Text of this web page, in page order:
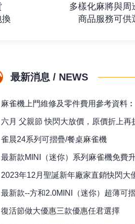
多樣化麻將與周
商品服務可供
最新消息 / NEWS
麻雀機上門維修及零件費用參考資料︰（上
六月 父親節 快閃大放價，原價折上再
雀晨24系列可摺疊/餐桌麻雀機
最新款MINI（迷你）系列麻雀機免費升級精
2023年12月聖誕新年廠家直銷快閃大
最新款--方和2.0MINI（迷你）超薄可
復活節做大優惠三款優惠任君選擇